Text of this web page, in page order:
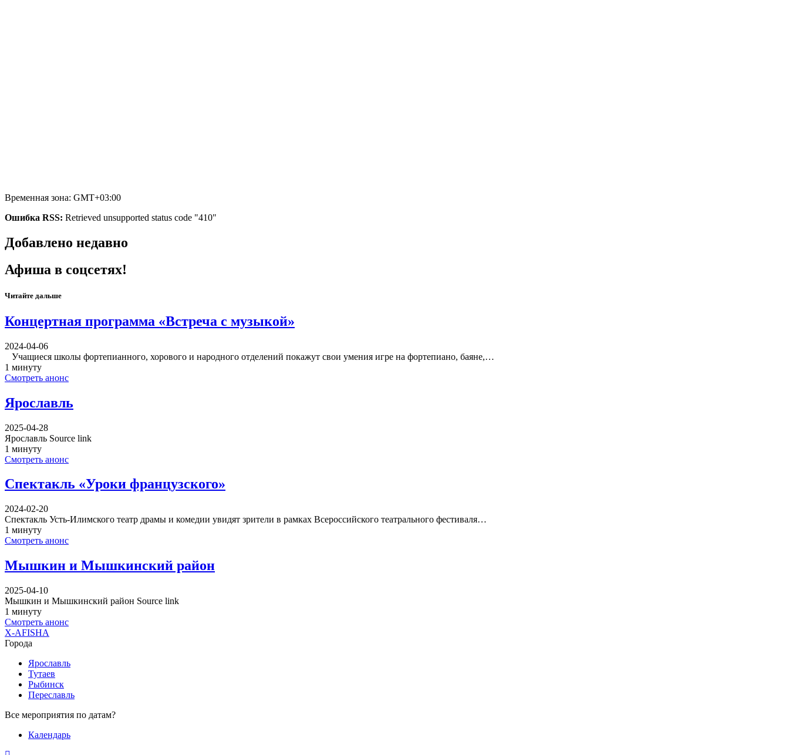
Временная зона: GMT+03:00
Ошибка RSS: Retrieved unsupported status code "410"
Добавлено недавно
Афиша в соцсетях!
Читайте дальше
Концертная программа «Встреча с музыкой»
2024-04-06
Учащиеся школы фортепианного, хорового и народного отделений покажут свои умения игре на фортепиано, баяне,…
1 минуту
Смотреть анонс
Ярославль
2025-04-28
Ярославль Source link
1 минуту
Смотреть анонс
Спектакль «Уроки французского»
2024-02-20
Спектакль Усть-Илимского театр драмы и комедии увидят зрители в рамках Всероссийского театрального фестиваля…
1 минуту
Смотреть анонс
Мышкин и Мышкинский район
2025-04-10
Мышкин и Мышкинский район Source link
1 минуту
Смотреть анонс
X-AFISHA
Города
Ярославль
Тутаев
Рыбинск
Переславль
Все мероприятия по датам?
Календарь